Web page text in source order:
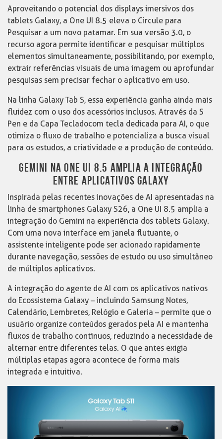
Aproveitando o potencial dos displays imersivos dos
tablets Galaxy, a One UI 8.5 eleva o Circule para
Pesquisar a um novo patamar. Em sua versão 3.0, o
recurso agora permite identificar e pesquisar múltiplos
elementos simultaneamente, possibilitando, por exemplo,
extrair referências visuais de uma imagem ou aprofundar
pesquisas sem precisar fechar o aplicativo em uso.
Na linha Galaxy Tab S, essa experiência ganha ainda mais
fluidez com o uso dos acessórios inclusos. Através da S
Pen e da Capa Tecladocom tecla dedicada para AI, o que
otimiza o fluxo de trabalho e potencializa a busca visual
para os estudos, a criatividade e a produção de conteúdo.
GEMINI NA ONE UI 8.5 AMPLIA A INTEGRAÇÃO
ENTRE APLICATIVOS GALAXY
Inspirada pelas recentes inovações de AI apresentadas na
linha de smartphones Galaxy S26, a One UI 8.5 amplia a
integração do Gemini na experiência dos tablets Galaxy.
Com uma nova interface em janela flutuante, o
assistente inteligente pode ser acionado rapidamente
durante navegação, sessões de estudo ou uso simultâneo
de múltiplos aplicativos.
A integração do agente de AI com os aplicativos nativos
do Ecossistema Galaxy – incluindo Samsung Notes,
Calendário, Lembretes, Relógio e Galeria – permite que o
usuário organize conteúdos gerados pela AI e mantenha
fluxos de trabalho contínuos, reduzindo a necessidade de
alternar entre diferentes telas. O que antes exigia
múltiplas etapas agora acontece de forma mais
integrada e intuitiva.